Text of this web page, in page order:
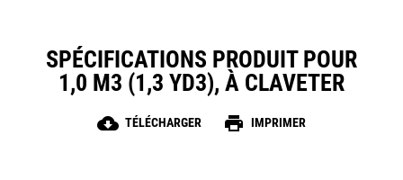
SPÉCIFICATIONS PRODUIT POUR
1,0 M3 (1,3 YD3), À CLAVETER
cloud_download TÉLÉCHARGER print IMPRIMER